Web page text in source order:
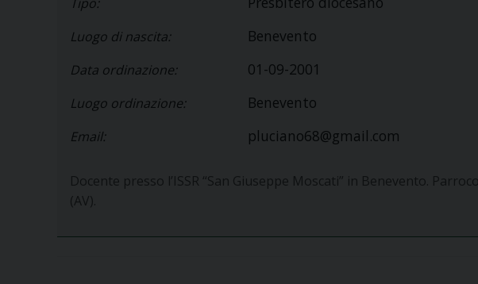
Luogo di nascita: Benevento
Data ordinazione: 01-09-2001
Luogo ordinazione: Benevento
Email: pluciano68@gmail.com
Docente presso l’ISSR “San Giuseppe Moscati” in Benevento.
(AV).